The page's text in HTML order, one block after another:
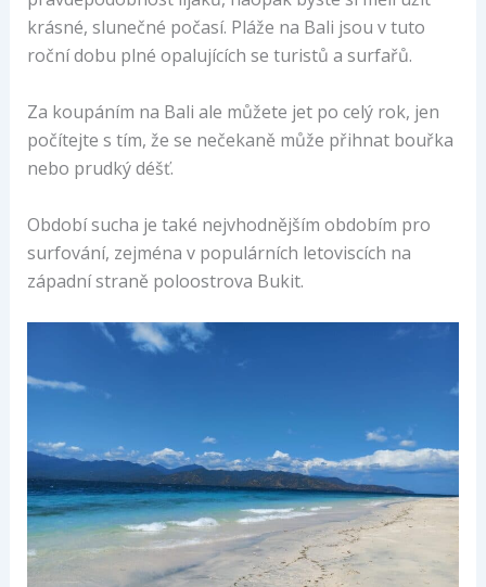
krásné, slunečné počasí. Pláže na Bali jsou v tuto
roční dobu plné opalujících se turistů a surfařů.
Za koupáním na Bali ale můžete jet po celý rok, jen
počítejte s tím, že se nečekaně může přihnat bouřka
nebo prudký déšť.
Období sucha je také nejvhodnějším obdobím pro
surfování, zejména v populárních letoviscích na
západní straně poloostrova Bukit.